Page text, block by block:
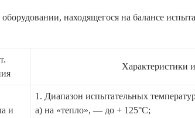
находящегося на балансе
Характеристики
и
1. Диапазон испытательных
а) на «тепло», — до + 125°С;